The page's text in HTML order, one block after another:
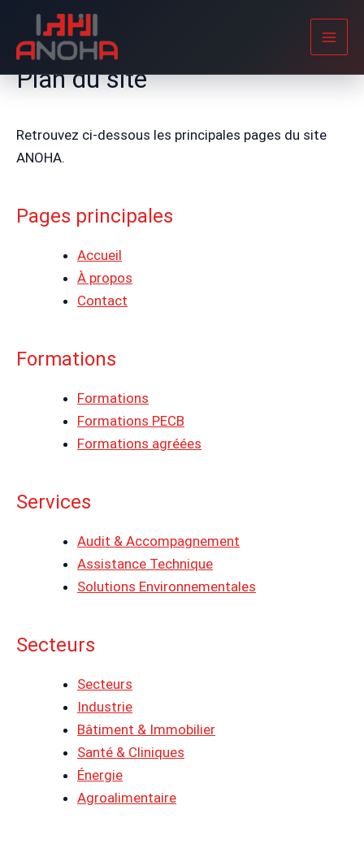
contenu
Plan du site
Retrouvez ci-dessous les principales pages du site
ANOHA.
Pages principales
Accueil
À propos
Contact
Formations
Formations
Formations PECB
Formations agréées
Services
Audit & Accompagnement
Assistance Technique
Solutions Environnementales
Secteurs
Secteurs
Industrie
Bâtiment & Immobilier
Santé & Cliniques
Énergie
Agroalimentaire